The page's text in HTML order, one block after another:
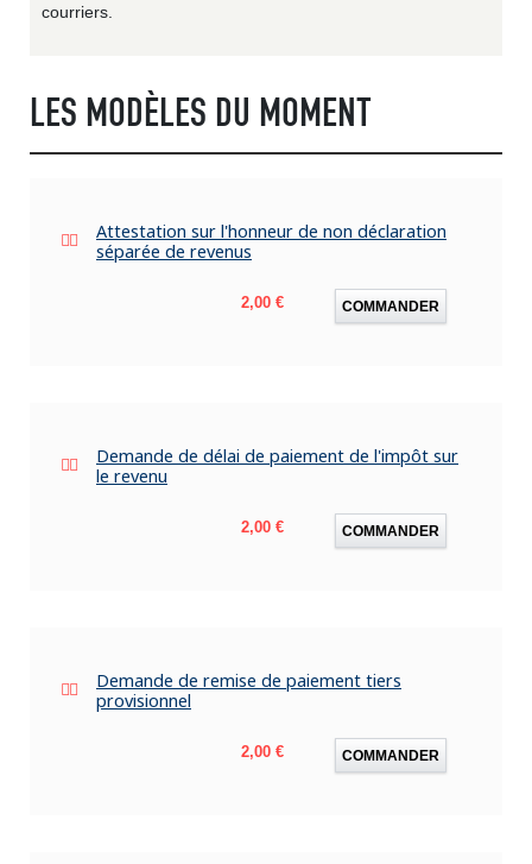
courriers.
LES MODÈLES DU MOMENT
Attestation sur l'honneur de non déclaration
séparée de revenus
Prix
2,00 € COMMANDER
Demande de délai de paiement de l'impôt sur
le revenu
Prix
2,00 € COMMANDER
Demande de remise de paiement tiers
provisionnel
Prix
2,00 € COMMANDER